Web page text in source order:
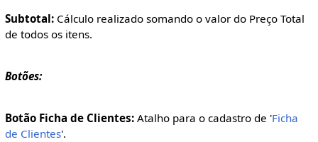
Subtotal:Cálculo realizado somando o valor do Preço Total
de todos os itens.
Botões:
Botão Ficha de Clientes: Atalho para o cadastro de 'Ficha
de Clientes'.